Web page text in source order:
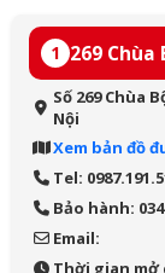
1 269 Chùa
Số 269 Chùa
Nội
Xem bản đồ
Tel:
Bảo hành:
Email:
Thời gian mở